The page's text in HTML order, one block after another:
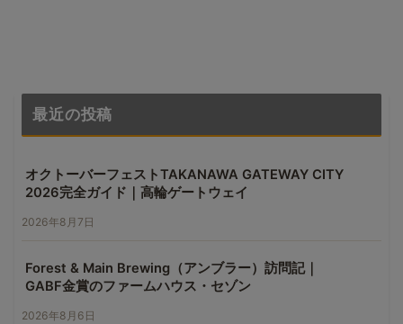
最近の投稿
オクトーバーフェストTAKANAWA GATEWAY CITY
2026完全ガイド｜高輪ゲートウェイ
2026年8月7日
Forest & Main Brewing（アンブラー）訪問記｜
GABF金賞のファームハウス・セゾン
2026年8月6日